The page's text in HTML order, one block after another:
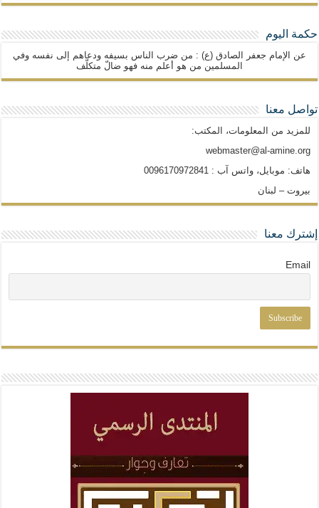
حكمة اليوم
عن الإمام جعفر الصادق (ع) : من ضرب الناس بسيفه ودعاهم إلى نفسه وفي
المسلمين من هو أعلم منه فهو ضالّ متكلّف
تواصل معنا
للمزيد من المعلومات، المكتب:
webmaster@al-amine.org
هاتف: موبايل، واتس آب : 0096170972841
بيروت – لبنان
إشترك معنا
Email